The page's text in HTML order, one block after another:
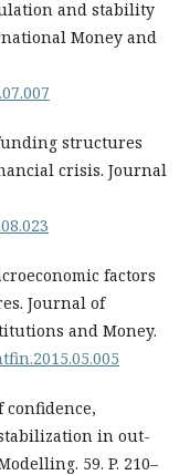
and stability
Money and
funding structures
crisis. Journal
factors
Journal of
and Money.
confidence,
in out-
59. P. 210–